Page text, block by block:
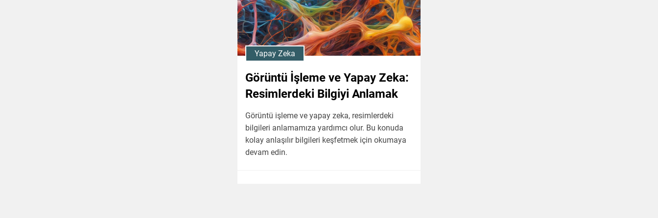
Yapay Zeka
Görüntü İşleme ve Yapay Zeka:
Resimlerdeki Bilgiyi Anlamak
Görüntü işleme ve yapay zeka, resimlerdeki
bilgileri anlamamıza yardımcı olur. Bu konuda
kolay anlaşılır bilgileri keşfetmek için okumaya
devam edin.